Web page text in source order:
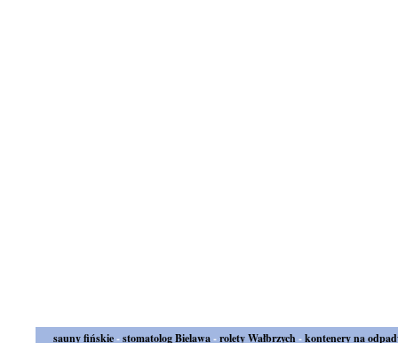
sauny fińskie-stomatolog Bielawa-rolety Wałbrzych-kontenery na